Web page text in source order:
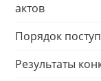
актов
Порядок
Результаты